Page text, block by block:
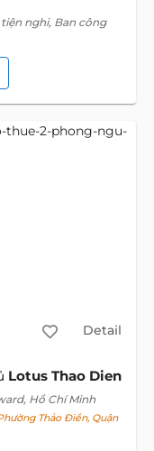
nghi, Ban công
Detail
Lotus Thao Dien
Hồ Chí Minh
Thảo Điền, Quận